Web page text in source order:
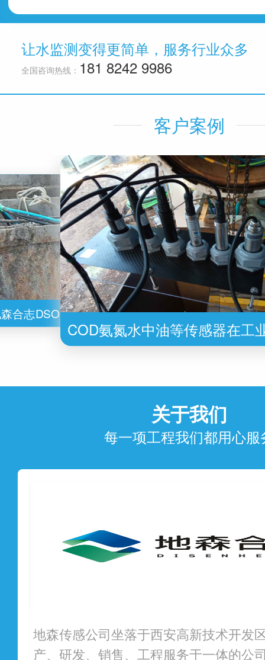
溶解氧传感器
中油传感
让水监测变得更简单，服务行业众多
全国咨询热线： 181 8242 9986
客户案例
COD氨氮水中油等传感器在工业废水监
测中的应用
森合志DSOD703非接触式溢油监测报
警系统安装在海南油库
合志DSOD703 溢油监测传感器安
装在俄罗斯污水渠
COD氨氮水中油等传感器在工
地森合志
警系
地森合
COD氨氮水中油等传感器在工业废
测中的应用
关于我们
每一项工程我们都用心服
地森传感公司坐落于西安高新技术开发
产、研发、销售、工程服务于一体的公